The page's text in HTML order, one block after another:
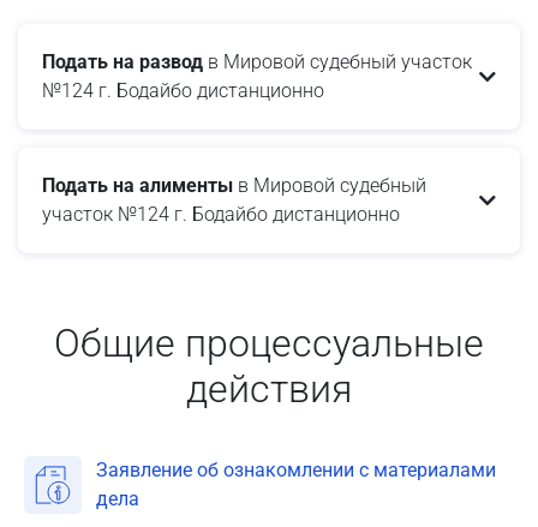
Подать на развод в Мировой судебный участок
№124 г. Бодайбо дистанционно
Подать на алименты в Мировой судебный
участок №124 г. Бодайбо дистанционно
Общие процессуальные
действия
Заявление об ознакомлении с материалами
дела